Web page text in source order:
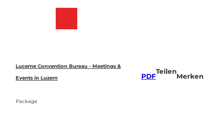
Lucerne Convention Bureau - Meetings &
Events in Luzern
Package
PDF
Teilen
Merken